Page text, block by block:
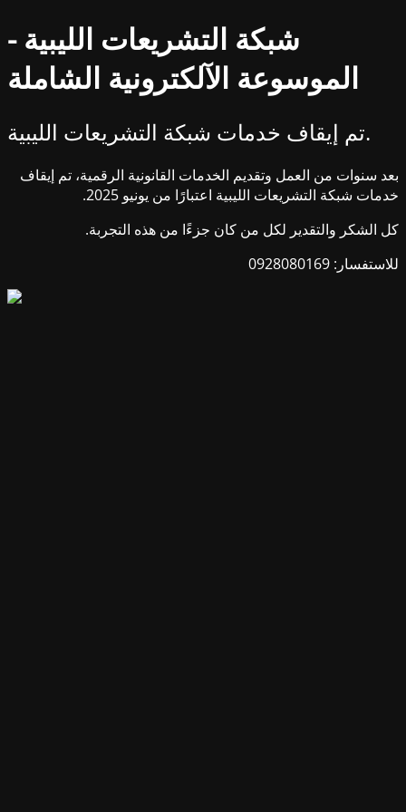
شبكة التشريعات الليبية -
الموسوعة الآلكترونية الشاملة
تم إيقاف خدمات شبكة التشريعات الليبية.
بعد سنوات من العمل وتقديم الخدمات القانونية الرقمية، تم إيقاف
خدمات شبكة التشريعات الليبية اعتبارًا من يونيو 2025.
كل الشكر والتقدير لكل من كان جزءًا من هذه التجربة.
للاستفسار: 0928080169